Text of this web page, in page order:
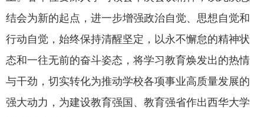
结会为新的起点，进一步增强政治自觉、思想自觉和
行动自觉，始终保持清醒坚定，以永不懈怠的精神状
态和一往无前的奋斗姿态，将学习教育焕发出的热情
与干劲，切实转化为推动学校各项事业高质量发展的
强大动力，为建设教育强国、教育强省作出西华大学